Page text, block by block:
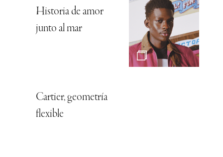
Historia de amor
junto al mar
Cartier, geometría
flexible